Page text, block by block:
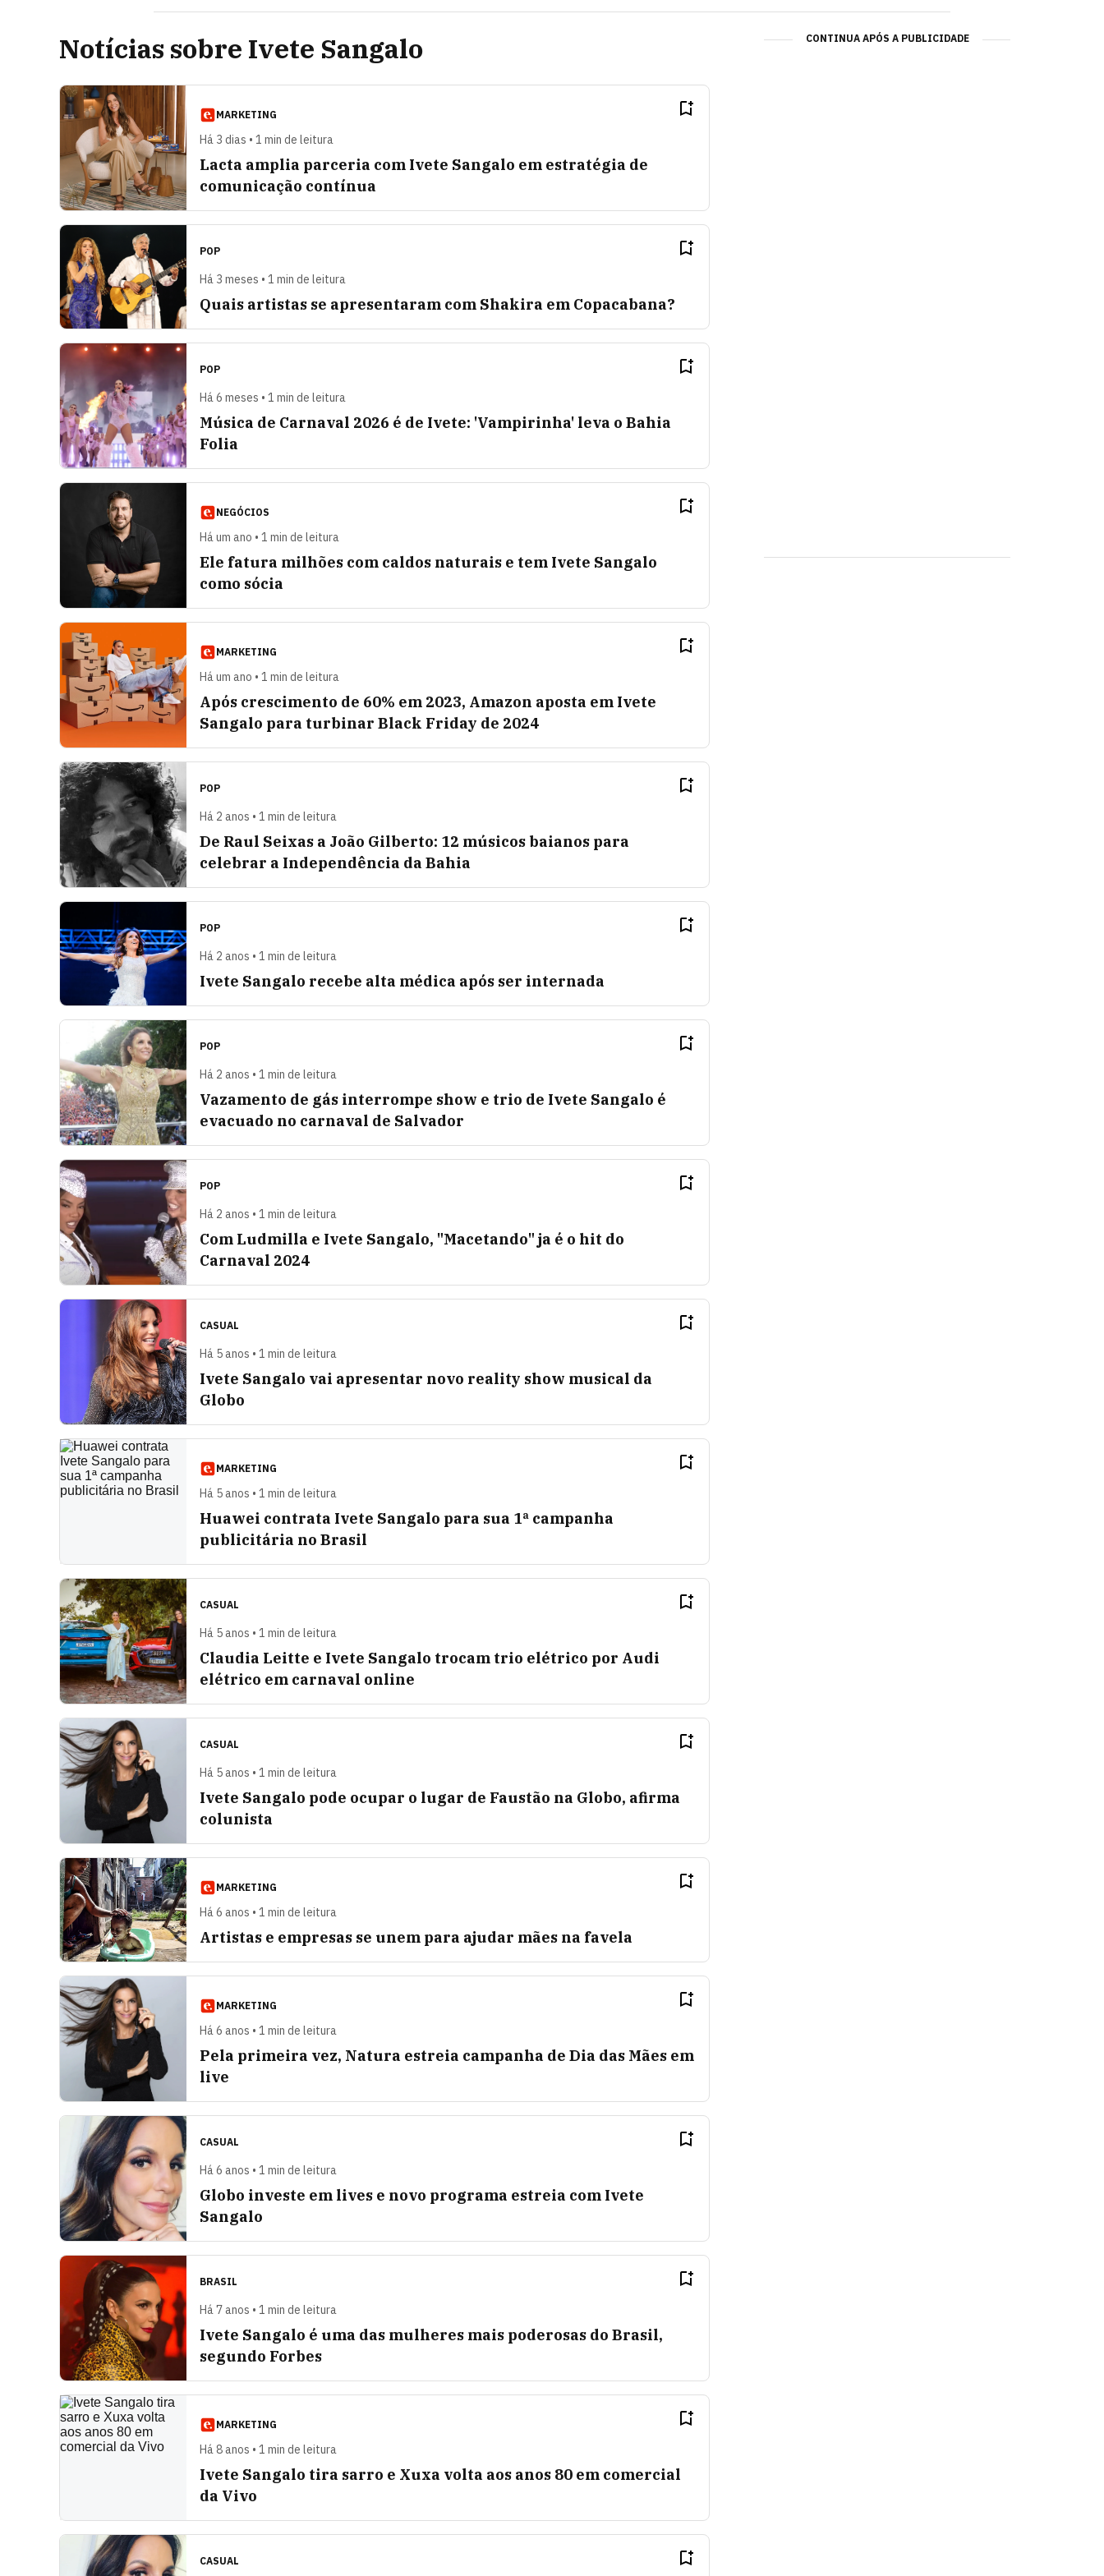
Notícias sobre Ivete Sangalo
MARKETING
Há 3 dias • 1 min de leitura
Lacta amplia parceria com Ivete Sangalo em estratégia de
comunicação contínua
POP
Há 3 meses • 1 min de leitura
Quais artistas se apresentaram com Shakira em Copacabana?
POP
Há 6 meses • 1 min de leitura
Música de Carnaval 2026 é de Ivete: 'Vampirinha' leva o Bahia
Folia
NEGÓCIOS
Há um ano • 1 min de leitura
Ele fatura milhões com caldos naturais e tem Ivete Sangalo
como sócia
MARKETING
Há um ano • 1 min de leitura
Após crescimento de 60% em 2023, Amazon aposta em Ivete
Sangalo para turbinar Black Friday de 2024
POP
Há 2 anos • 1 min de leitura
De Raul Seixas a João Gilberto: 12 músicos baianos para
celebrar a Independência da Bahia
POP
Há 2 anos • 1 min de leitura
Ivete Sangalo recebe alta médica após ser internada
POP
Há 2 anos • 1 min de leitura
Vazamento de gás interrompe show e trio de Ivete Sangalo é
evacuado no carnaval de Salvador
POP
Há 2 anos • 1 min de leitura
Com Ludmilla e Ivete Sangalo, "Macetando" ja é o hit do
Carnaval 2024
CASUAL
Há 5 anos • 1 min de leitura
Ivete Sangalo vai apresentar novo reality show musical da
Globo
MARKETING
Há 5 anos • 1 min de leitura
Huawei contrata Ivete Sangalo para sua 1ª campanha
publicitária no Brasil
CASUAL
Há 5 anos • 1 min de leitura
Claudia Leitte e Ivete Sangalo trocam trio elétrico por Audi
elétrico em carnaval online
CASUAL
Há 5 anos • 1 min de leitura
Ivete Sangalo pode ocupar o lugar de Faustão na Globo, afirma
colunista
MARKETING
Há 6 anos • 1 min de leitura
Artistas e empresas se unem para ajudar mães na favela
MARKETING
Há 6 anos • 1 min de leitura
Pela primeira vez, Natura estreia campanha de Dia das Mães em
live
CASUAL
Há 6 anos • 1 min de leitura
Globo investe em lives e novo programa estreia com Ivete
Sangalo
BRASIL
Há 7 anos • 1 min de leitura
Ivete Sangalo é uma das mulheres mais poderosas do Brasil,
segundo Forbes
MARKETING
Há 8 anos • 1 min de leitura
Ivete Sangalo tira sarro e Xuxa volta aos anos 80 em comercial
da Vivo
CASUAL
CONTINUA APÓS A PUBLICIDADE